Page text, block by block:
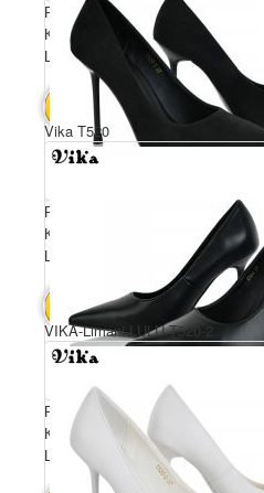
Розмірний ряд: 36-40
Комплектація ящика: 6
Ціна за пару: 750 грн.
В КОШИК 4500 грн.
Розмірний ряд: 36-40
Комплектація ящика: 6
Ціна за пару: 750 грн.
В КОШИК 4500 грн.
Vika T520
Розмірний ряд: 36-40
Комплектація ящика: 6
Ціна за пару: 750 грн.
VIKA-Limani-LULU T520-2